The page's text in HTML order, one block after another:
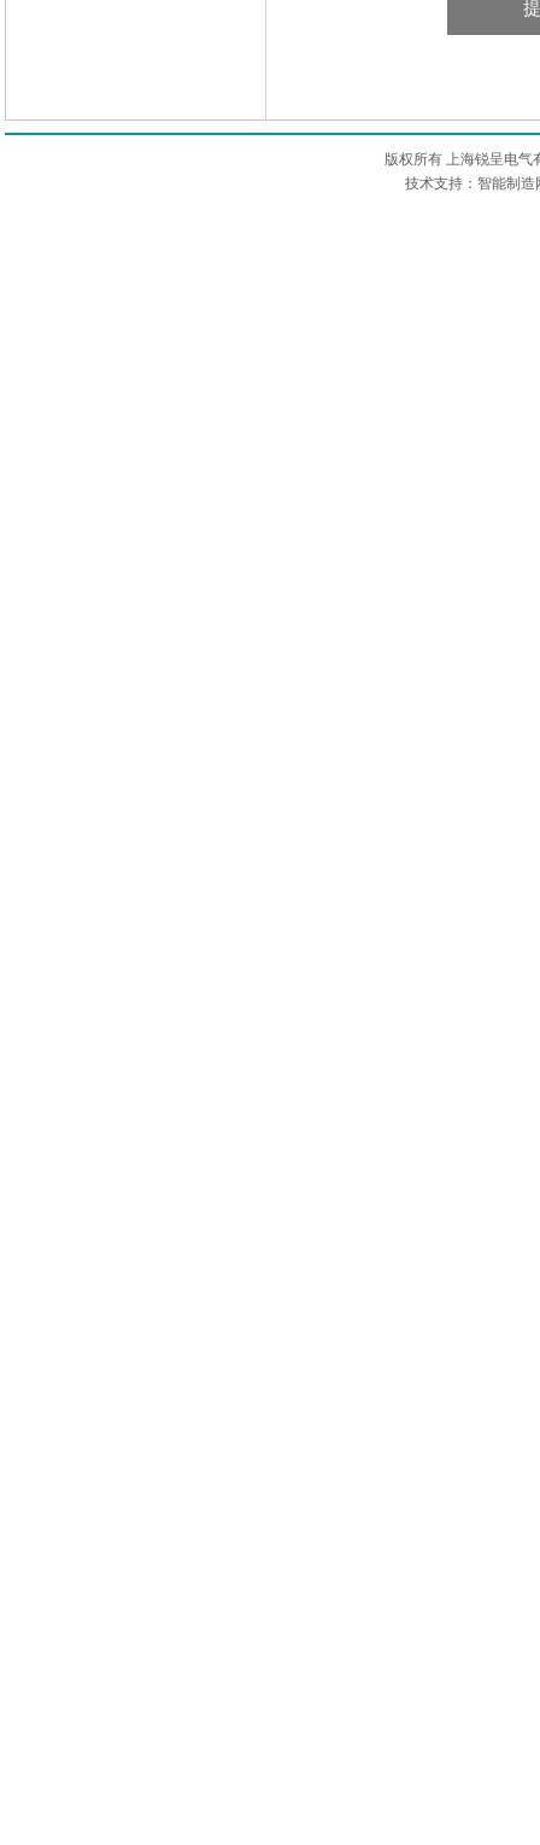
版权所有 上海锐呈电气
技术支持：智能制造